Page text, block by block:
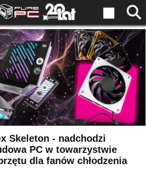
Skeleton - nadchodzi
PC w towarzystwie
dla fanów chłodzenia